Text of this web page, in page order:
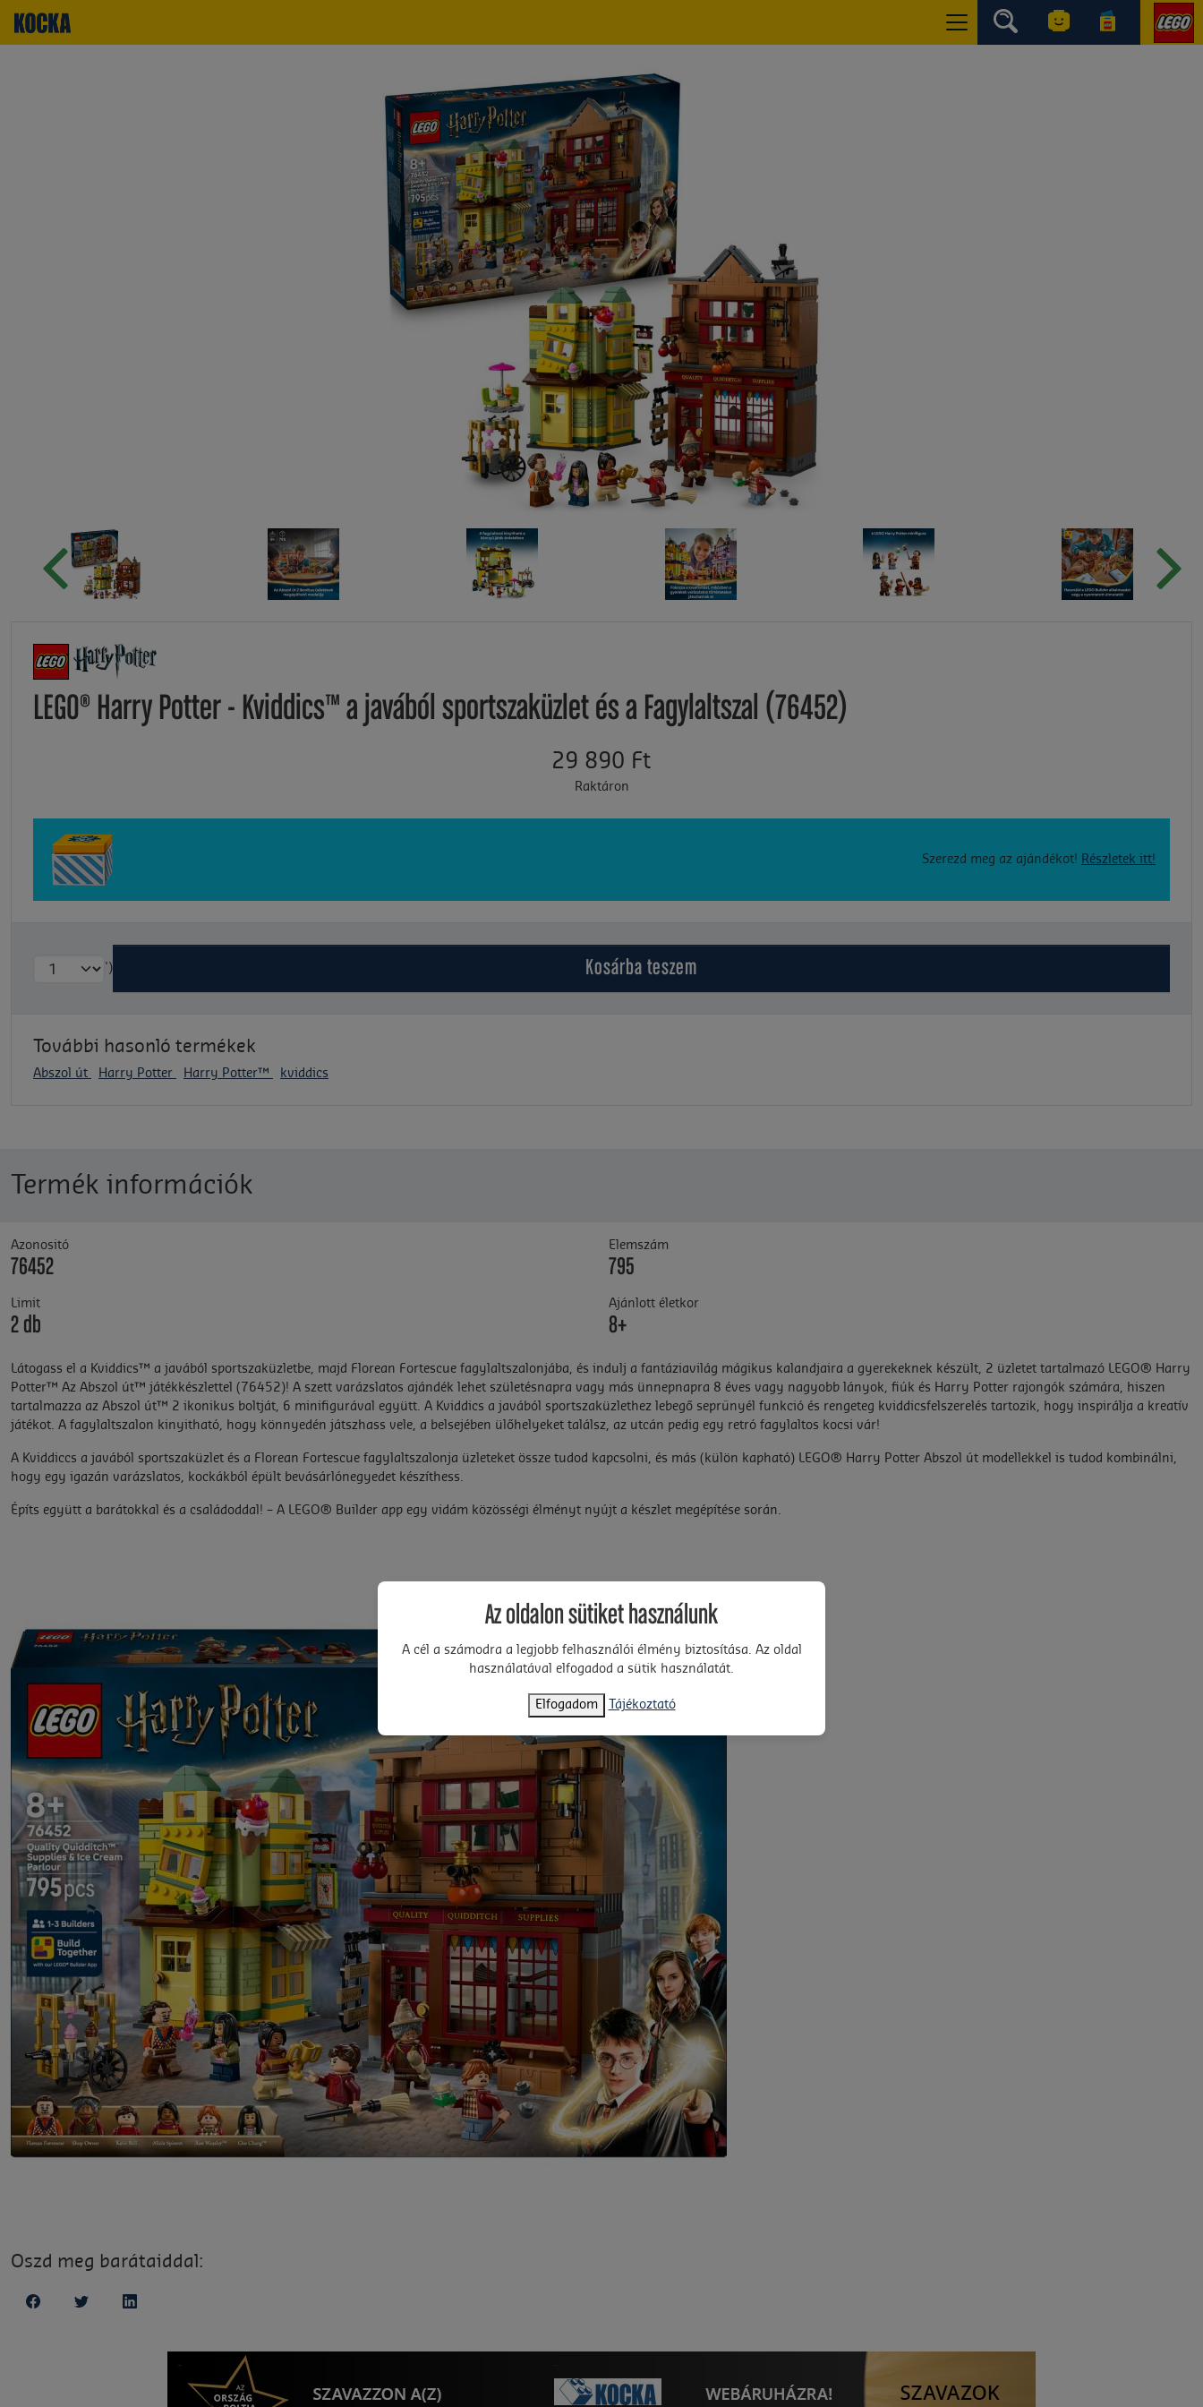
LEGO® Harry Potter - Kviddics™ a javából sportszaküzlet és a Fagylaltszal (76452)
29 890 Ft
Raktáron
Szerezd meg az ajándékot! Részletek itt!
') Kosárba teszem
További hasonló termékek
Abszol út Harry Potter Harry Potter™ kviddics
Termék információk
Azonositó
76452
Elemszám
795
Limit
2 db
Ajánlott életkor
8+
Látogass el a Kviddics™ a javából sportszaküzletbe, majd Florean Fortescue fagylaltszalonjába, és indulj a fantáziavilág mágikus kalandjaira a gyerekeknek készült, 2 üzletet tartalmazó LEGO® Harry
Potter™ Az Abszol út™ játékkészlettel (76452)! A szett varázslatos ajándék lehet születésnapra vagy más ünnepnapra 8 éves vagy nagyobb lányok, fiúk és Harry Potter rajongók számára, hiszen
tartalmazza az Abszol út™ 2 ikonikus boltját, 6 minifigurával együtt. A Kviddics a javából sportszaküzlethez lebegő seprűnyél funkció és rengeteg kviddicsfelszerelés tartozik, hogy inspirálja a kreatív
játékot. A fagylaltszalon kinyitható, hogy könnyedén játszhass vele, a belsejében ülőhelyeket találsz, az utcán pedig egy retró fagylaltos kocsi vár!
A Kviddiccs a javából sportszaküzlet és a Florean Fortescue fagylaltszalonja üzleteket össze tudod kapcsolni, és más (külön kapható) LEGO® Harry Potter Abszol út modellekkel is tudod kombinálni,
hogy egy igazán varázslatos, kockákból épült bevásárlónegyedet készíthess.
Építs együtt a barátokkal és a családoddal! – A LEGO® Builder app egy vidám közösségi élményt nyújt a készlet megépítése során.
Oszd meg barátaiddal:
Az oldalon sütiket használunk
A cél a számodra a legjobb felhasználói élmény biztosítása. Az oldal
használatával elfogadod a sütik használatát.
Elfogadom Tájékoztató